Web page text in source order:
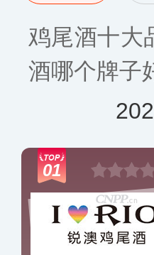
鸡尾酒十大
酒哪个牌子
01